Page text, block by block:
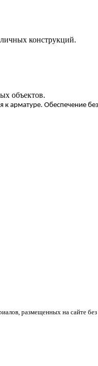
конструкций.
объектов.
к арматуре. Обеспечение
размещенных на сайте